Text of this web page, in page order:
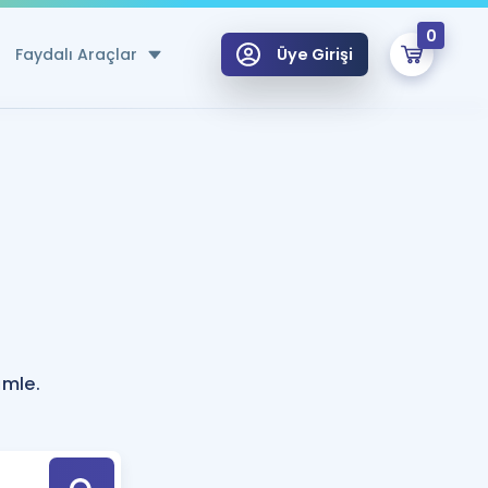
Faydalı Araçlar
Hesaplama Aracı
için Öneriler
Tek Takvimde
Üye Girişi
0